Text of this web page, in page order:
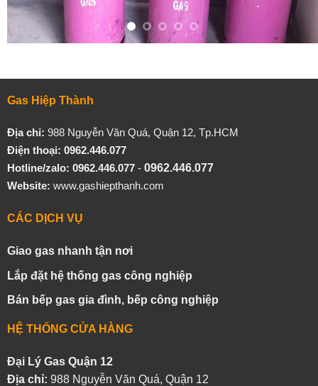
Gas Hiệp Thành
Địa chỉ: 988 Nguyễn Văn Quá, Quận 12, Tp.HCM
Điện thoại: 0962.446.077
Hotline/zalo: 0962.446.077- 0962.446.077
Website: www.gashiepthanh.com
CÁC DỊCH VỤ
Giao gas nhanh tận nơi
Lắp đặt hệ thống gas công nghiệp
Bán bếp gas gia đình, bếp công nghiệp
HỆ THỐNG CỬA HÀNG
Đại Lý Gas Quận 12
Địa chỉ: 988 Nguyễn Văn Quá, Quận 12